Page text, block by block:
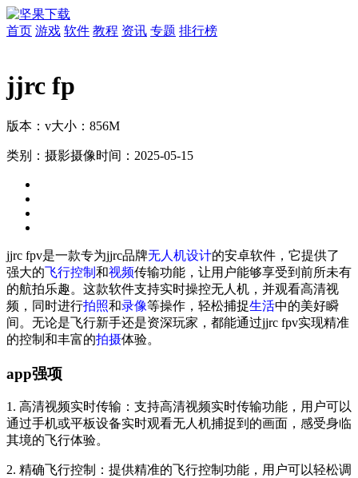
首页 游戏 软件 教程 资讯 专题 排行榜
jjrc fp
版本：v大小：856M
类别：摄影摄像时间：2025-05-15
jjrc fpv是一款专为jjrc品牌无人机设计的安卓软件，它提供了
强大的飞行控制 和视频传输功能，让用户能够享受到前所未有
的航拍乐趣。这款软件支持实时操控无人机，并观看高清视
频，同时进行拍照和录像等操作，轻松捕捉生活中的美好瞬
间。无论是飞行新手还是资深玩家，都能通过jjrc fpv实现精准
的控制和丰富的拍摄体验。
app强项
1. 高清视频实时传输：支持高清视频实时传输功能，用户可以
通过手机或平板设备实时观看无人机捕捉到的画面，感受身临
其境的飞行体验。
2. 精确飞行控制：提供精准的飞行控制功能，用户可以轻松调